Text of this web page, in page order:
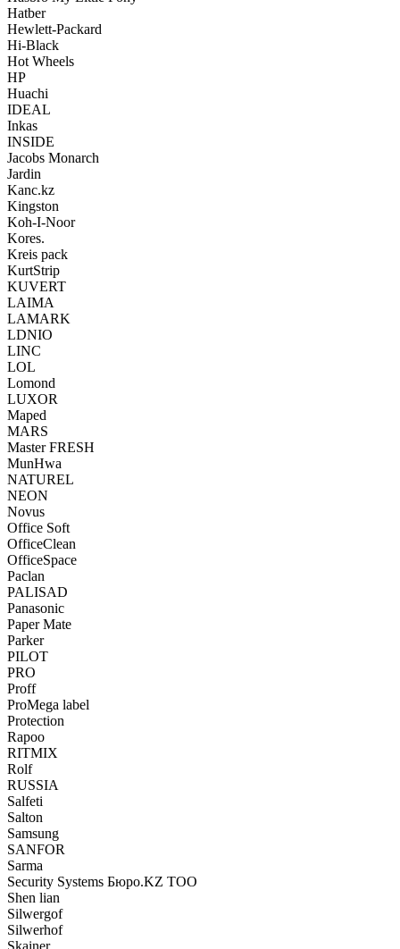
Hatber
Hewlett-Packard
Hi-Black
Hot Wheels
HP
Huachi
IDEAL
Inkas
INSIDE
Jacobs Monarch
Jardin
Kanc.kz
Kingston
Koh-I-Noor
Kores.
Kreis pack
KurtStrip
KUVERT
LAIMA
LAMARK
LDNIO
LINC
LOL
Lomond
LUXOR
Maped
MARS
Master FRESH
MunHwa
NATUREL
NEON
Novus
Office Soft
OfficeClean
OfficeSpace
Paclan
PALISAD
Panasonic
Paper Mate
Parker
PILOT
PRO
Proff
ProMega label
Protection
Rapoo
RITMIX
Rolf
RUSSIA
Salfeti
Salton
Samsung
SANFOR
Sarma
Security Systems Бюро.KZ ТОО
Shen lian
Silwergof
Silwerhof
Skainer